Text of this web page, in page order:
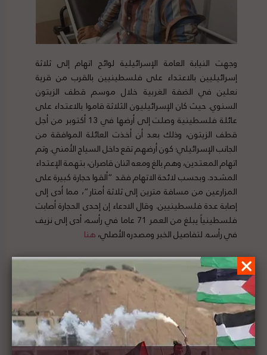
وجهت النيابة العامة الإسرائيلية لوائح اتهام إلى ثلاثة
إسرائيليين بالاعتداء على فلسطينيين بالقرب من قرية
نعلين في الضفة الغربية خلال موسم قطف الزيتون
السنوي. حيث كان الإسرائيليون الثلاثة قاموا بالاعتداء على
عائلة فلسطينية وصلت إلى أرضها في 13 أكتوبر من أجل
قطف الزيتون، وذلك بعد أن أخذت العائلة الموافقة من
الجانب الإسرائيلي؛ كون أرضهم تقع داخل السياج الأمني. وتم
اتهام المعتدين، وهم بالغ ومعه اثنان قاصران، بتهمة الإعتداء
المشدد. وبحسب لائحة الاتهام فقد “ألقوا حجارة كبيرة على
المزارعين من مسافة مترين إلى ثلاثة أمتار”، مما أدى إلى
إصابة عدة فلسطينيين. وقال الادعاء إن إحدى الحجارة أصابت
فلسطينياً يبلغ من العمر 71 عاما في رأسه، أدى إلى نزيف
في رأسه. لتفاصيل الخبر ومصدره الأصلي،هنا
دراسة جديدة للباحثة سوزان موريسون حول حركة
المقاطعة العالمية كشكل من أشكال العمل الجماعي
من أجل العدالة العالمية لفلسطين